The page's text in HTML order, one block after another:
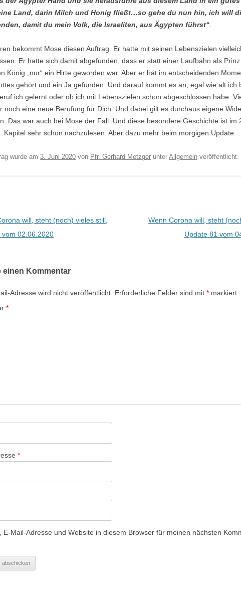
Land, darin Milch und Honig fließt…so gehe du nun hin, ich will
damit du mein Volk, die Israeliten, aus Ägypten führst“
bekommt Mose diesen Auftrag. Er hatte mit seinen Lebenszielen
Er hatte sich damit abgefunden, dass er statt einer Laufbahn als
König „nur“ ein Hirte geworden war. Aber er hat im entscheidenden
gehört und ein Ja gefunden. Und darauf kommt es an, egal wie alt ich
ich gelernt oder ob ich mit Lebenszielen schon abgeschlossen habe.
noch eine neue Berufung für Dich. Und dabei gilt es durchaus eigene
Das war auch bei Mose der Fall. Und diese besondere Geschichte ist im
Kapitel sehr schön nachzulesen. Aber dazu mehr beim morgigen Update.
wurde am 3. Juni 2020 von Pfr. Gerhard Metzger unter Allgemein veröffentlicht.
will, steht (noch) vieles still,
vom 02.06.2020
Wenn Corona will, steht
Update 81 vom
einen Kommentar
Adresse wird nicht veröffentlicht. Erforderliche Felder sind mit * markiert
*
*
E-Mail-Adresse und Website in diesem Browser für meinen nächsten